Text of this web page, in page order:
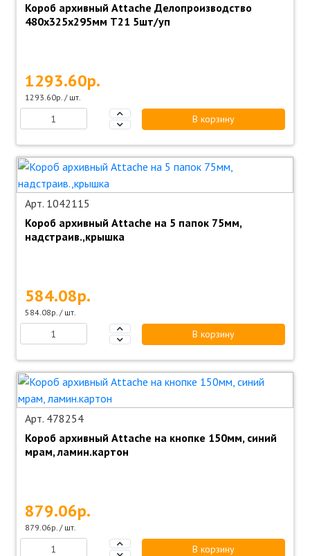
Короб архивный Attache Делопроизводство
480х325х295мм Т21 5шт/уп
1293.60р.
1293.60р. / шт.
В корзину
Арт. 1042115
Короб архивный Attache на 5 папок 75мм,
надстраив.,крышка
584.08р.
584.08р. / шт.
В корзину
Арт. 478254
Короб архивный Attache на кнопке 150мм, синий
мрам, ламин.картон
879.06р.
879.06р. / шт.
В корзину